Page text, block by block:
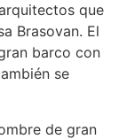
que
Brasovan. El
barco con
se
de gran